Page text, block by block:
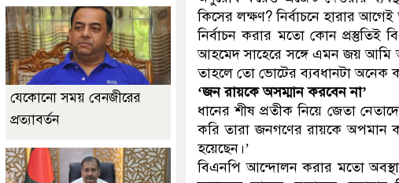
কিসের লক্ষণ? নির্বাচনে হারার
নির্বাচন করার মতো কোন
আহমেদ সাহেরে সঙ্গে এমন জয় আমি
তাহলে তো ভোটের ব্যবধানটা অনেক
‘জন রায়কে অসম্মান করবেন না’
ধানের শীষ প্রতীক নিয়ে জেতা
করি তারা জনগণের রায়কে অপমান
হয়েছেন।’
বিএনপি আন্দোলন করার মতো
যেকোনো সময় বেনজীরের
প্রত্যাবর্তন